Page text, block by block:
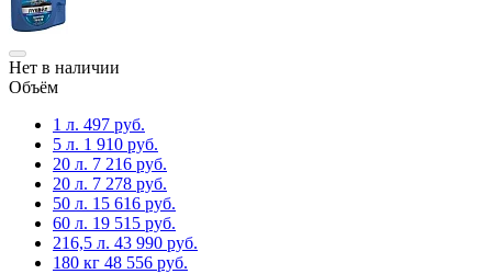
Нет в наличии
Объём
1 л. 497 руб.
5 л. 1 910 руб.
20 л. 7 216 руб.
20 л. 7 278 руб.
50 л. 15 616 руб.
60 л. 19 515 руб.
216,5 л. 43 990 руб.
180 кг 48 556 руб.